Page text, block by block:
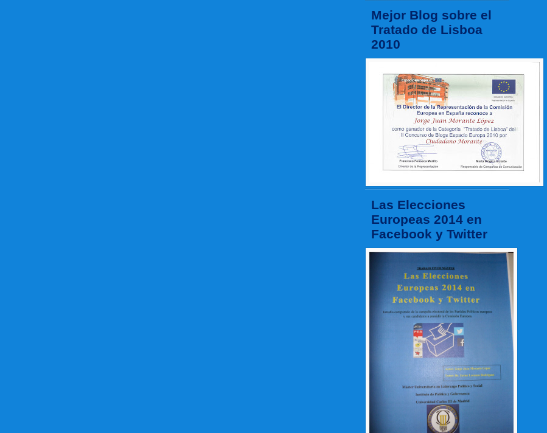
Mejor Blog sobre el
Tratado de Lisboa
2010
Las Elecciones
Europeas 2014 en
Facebook y Twitter